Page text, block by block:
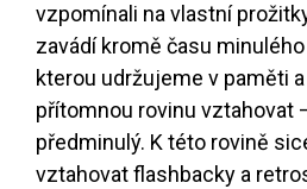
vzpomínali na vlastní
zavádí kromě času
kterou udržujeme v paměti
přítomnou rovinu vztahovat
předminulý. K této rovině
vztahovat flashbacky a